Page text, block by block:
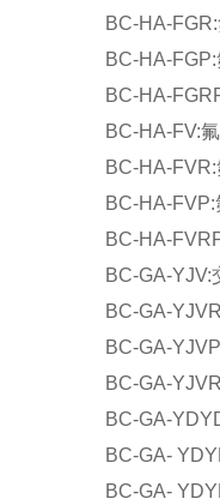
BC-HA-
BC-HA-
BC-HA-
BC-HA-FV:
BC-HA-
BC-HA-
BC-HA-
BC-GA-YJV:
BC-GA-
BC-GA-
BC-GA-
BC-GA-
BC-GA-
BC-GA-